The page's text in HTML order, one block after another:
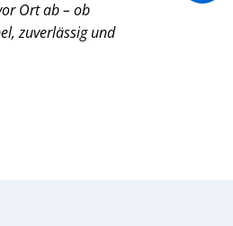
Ort ab – ob
zuverlässig und